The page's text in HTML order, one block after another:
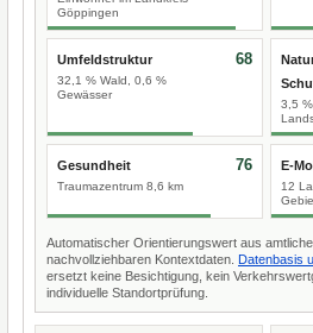
Göppingen
Umfeldstruktur
32,1 % Wald, 0,6 %
Gewässer
68
3,5
Gesundheit
Traumazentrum 8,6 km
76 E-
12
Automatischer Orientierungswert aus
nachvollziehbaren Kontextdaten. Datenbasis
ersetzt keine Besichtigung, kein
individuelle Standortprüfung.